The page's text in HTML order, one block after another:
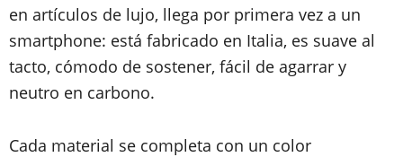
en artículos de lujo, llega por primera vez a un
smartphone: está fabricado en Italia, es suave al
tacto, cómodo de sostener, fácil de agarrar y
neutro en carbono.
Cada material se completa con un color